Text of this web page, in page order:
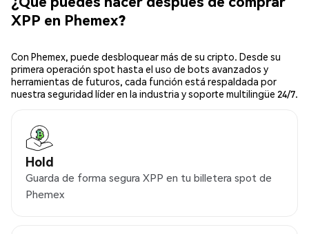
XPP en Phemex?
Con Phemex, puede desbloquear más de su cripto. Desde su
primera operación spot hasta el uso de bots avanzados y
herramientas de futuros, cada función está respaldada por
nuestra seguridad líder en la industria y soporte multilingüe 24/7.
Hold
Guarda de forma segura XPP en tu billetera spot de
Phemex